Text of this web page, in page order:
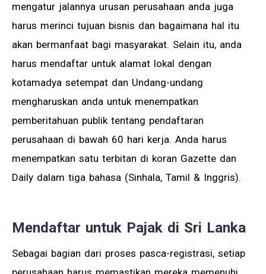
mengatur jalannya urusan perusahaan anda juga
harus merinci tujuan bisnis dan bagaimana hal itu
akan bermanfaat bagi masyarakat. Selain itu, anda
harus mendaftar untuk alamat lokal dengan
kotamadya setempat dan Undang-undang
mengharuskan anda untuk menempatkan
pemberitahuan publik tentang pendaftaran
perusahaan di bawah 60 hari kerja. Anda harus
menempatkan satu terbitan di koran Gazette dan
Daily dalam tiga bahasa (Sinhala, Tamil & Inggris).
Mendaftar untuk Pajak di Sri Lanka
Sebagai bagian dari proses pasca-registrasi, setiap